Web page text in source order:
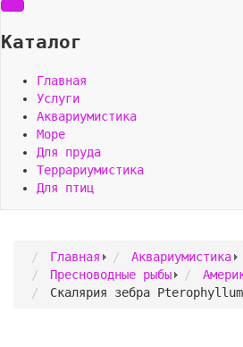
Каталог
Главная
Услуги
Аквариумистика
Море
Для пруда
Террариумистика
Для птиц
Главная
Аквариумистика
Пресноводные рыбы
Скалярия зебра